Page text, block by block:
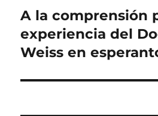
Entrada
siguiente:
A la comprensión
experiencia del
Weiss en